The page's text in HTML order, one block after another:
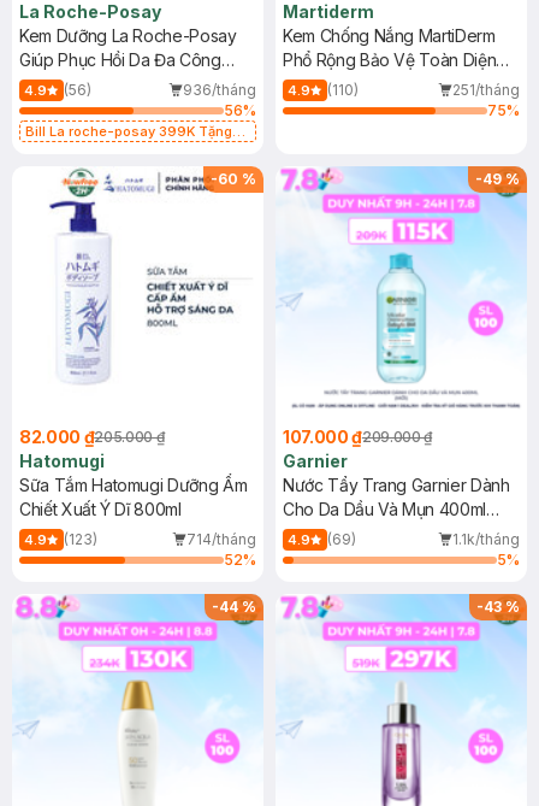
La Roche-Posay
Kem Dưỡng La Roche-Posay
Giúp Phục Hồi Da Đa Công
Dụng 40ml
4.9 (56)
936/tháng
56%
Bill La roche-posay 399K Tặng
(SL có hạn)
Martiderm
Kem Chống Nắng MartiDerm
Phổ Rộng Bảo Vệ Toàn Diện
40ml
4.9 (110)
251/tháng
75%
-60 %
82.000 ₫205.000 ₫
Hatomugi
Sữa Tắm Hatomugi Dưỡng Ẩm
Chiết Xuất Ý Dĩ 800ml
4.9 (123)
714/tháng
52%
-49%
107.000 ₫209.000 ₫
Garnier
Nước Tẩy Trang Garnier Dành
Cho Da Dầu Và Mụn 400ml
(Mới)
4.9 (69)
1.1k/tháng
5%
-44% -43%